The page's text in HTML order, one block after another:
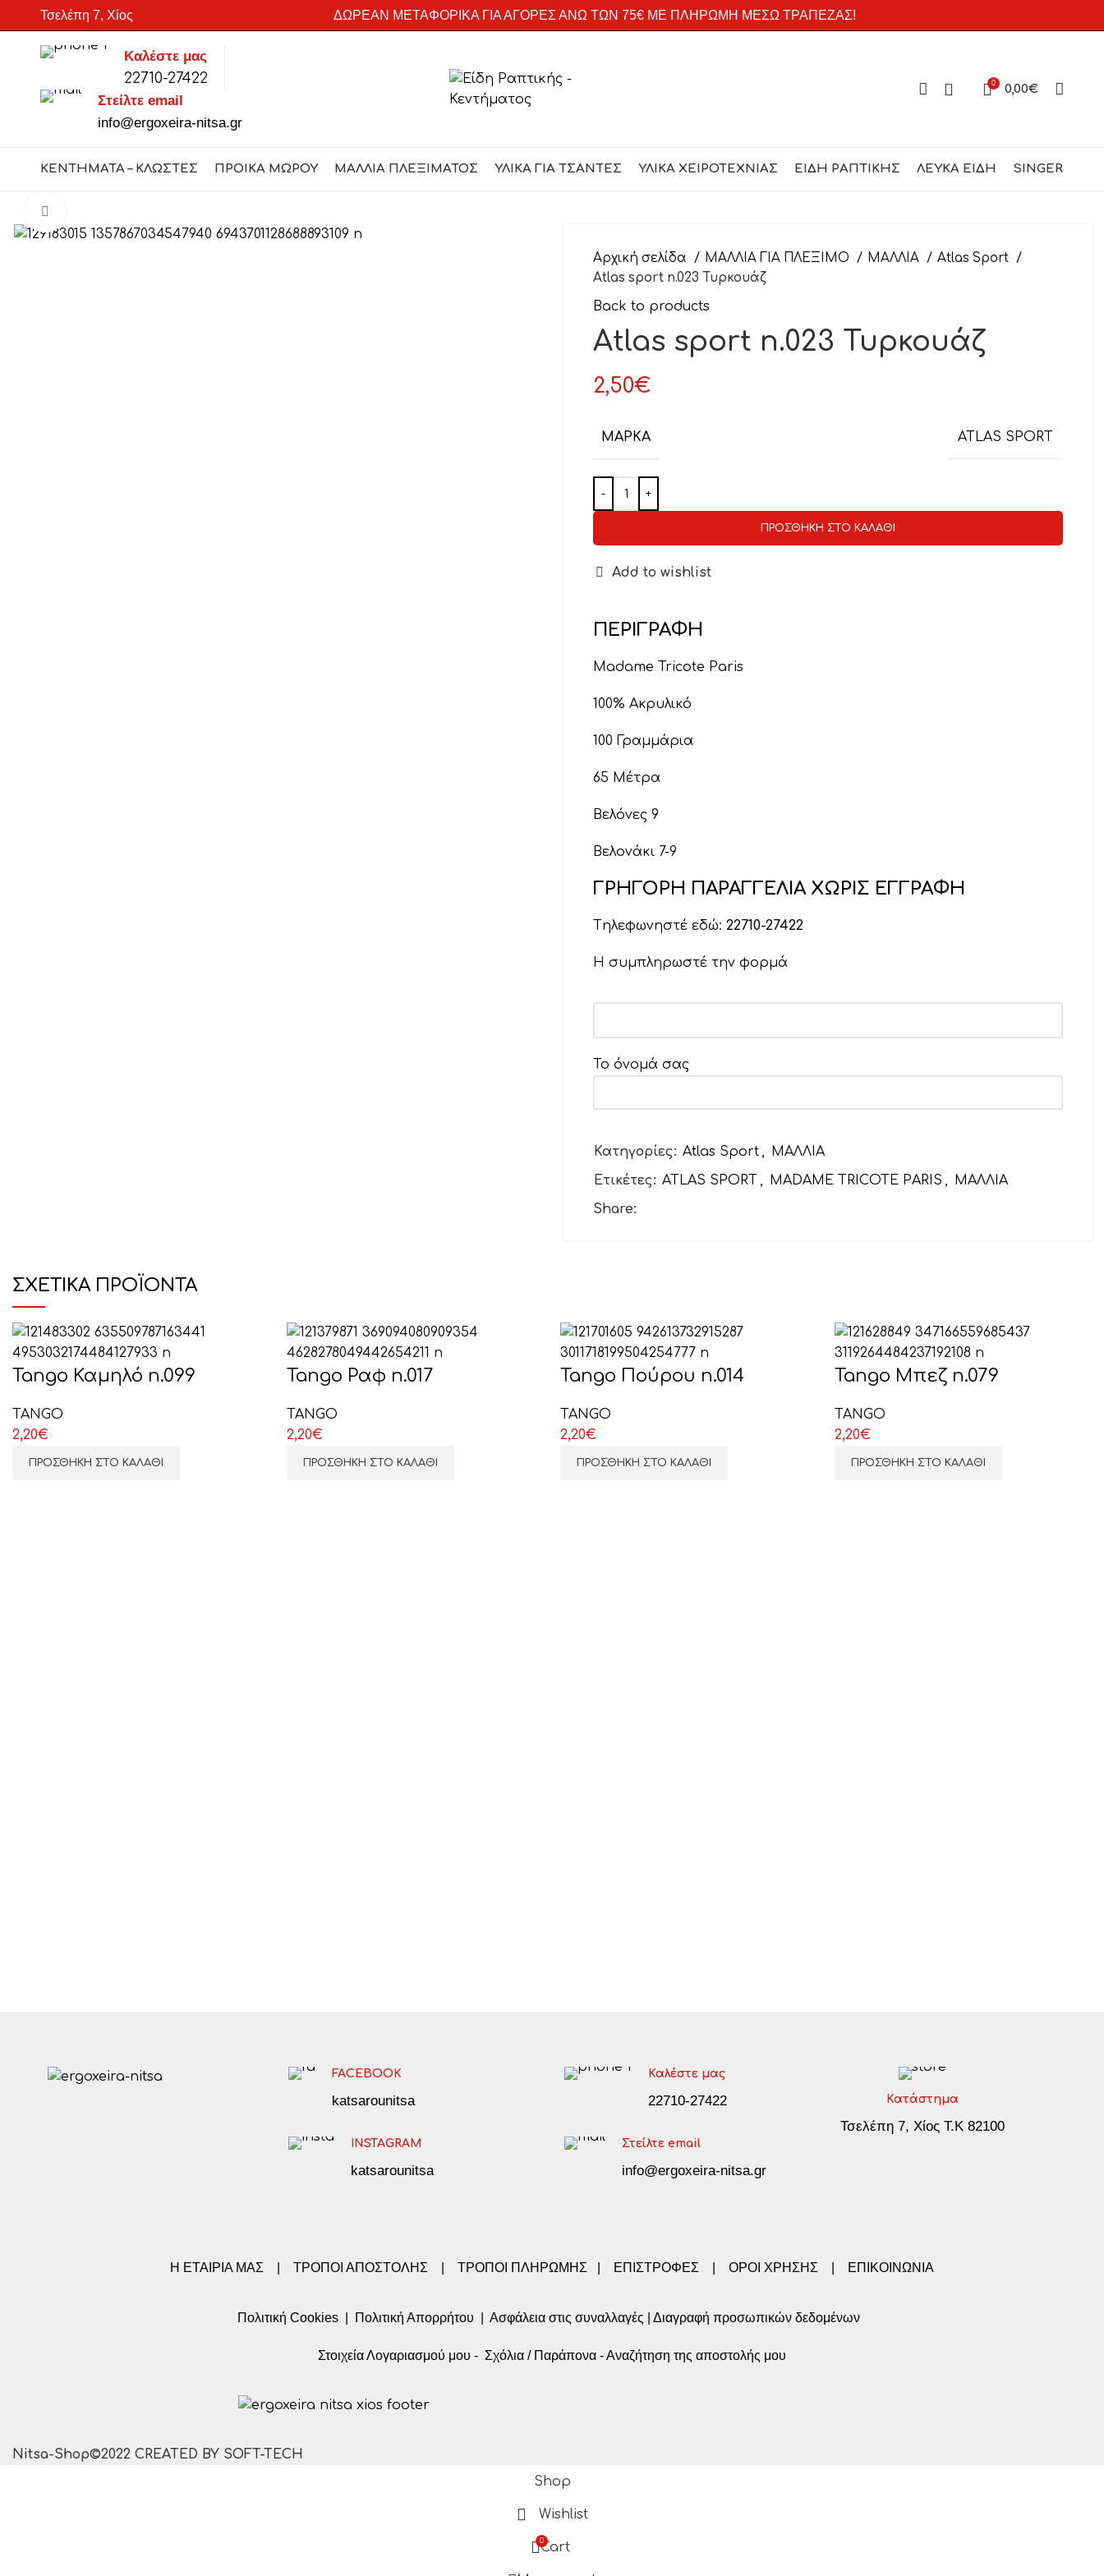
Τσελέπη 7, Χίος ΔΩΡΕΑΝ ΜΕΤΑΦΟΡΙΚΑ ΓΙΑ ΑΓΟΡΕΣ ΑΝΩ ΤΩΝ 75€ ΜΕ ΠΛΗΡΩΜΗ ΜΕΣΩ ΤΡΑΠΕΖΑΣ!
Καλέστε μας
22710-27422
Στείλτε email
info@ergoxeira-nitsa.gr
0 0,00€
ΚΕΝΤΗΜΑΤΑ – ΚΛΩΣΤΕΣ ΠΡΟΙΚΑ ΜΩΡΟΥ ΜΑΛΛΙΑ ΠΛΕΞΙΜΑΤΟΣ ΥΛΙΚΑ ΓΙΑ ΤΣΑΝΤΕΣ ΥΛΙΚΑ ΧΕΙΡΟΤΕΧΝΙΑΣ ΕΙΔΗ ΡΑΠΤΙΚΗΣ ΛΕΥΚΑ ΕΙΔΗ SINGER
Αρχική σελίδα ΜΑΛΛΙΑ ΓΙΑ ΠΛΕΞΙΜΟ ΜΑΛΛΙΑ
Atlas Sport
Atlas sport n.023 Τυρκουάζ
Back to products
Atlas sport n.023 Τυρκουάζ
2,50€
ΜΆΡΚΑ ATLAS SPORT
ΠΡΟΣΘΉΚΗ ΣΤΟ ΚΑΛΆΘΙ
Add to wishlist
ΠΕΡΙΓΡΑΦΉ
Madame Tricote Paris
100% Ακρυλικό
100 Γραμμάρια
65 Μέτρα
Βελόνες 9
Βελονάκι 7-9
ΓΡΗΓΟΡΗ ΠΑΡΑΓΓΕΛΙΑ ΧΩΡΙΣ ΕΓΓΡΑΦΗ
Tηλεφωνηστέ εδώ: 22710-27422
Η συμπληρωστέ την φορμά
Το όνομά σας
Θέμα
Κατηγορίες: Atlas Sport ,
ΜΑΛΛΙΑ
Ετικέτες: ATLAS SPORT , MADAME TRICOTE PARIS ,
ΜΑΛΛΙΑ
Share:
ΣΧΕΤΙΚΆ ΠΡΟΪΌΝΤΑ
Tango Καμηλό n.099
TANGO
2,20€
ΠΡΟΣΘΉΚΗ ΣΤΟ ΚΑΛΆΘΙ
Tango Ραφ n.017
TANGO
2,20€
ΠΡΟΣΘΉΚΗ ΣΤΟ ΚΑΛΆΘΙ
Tango Πούρου n.014
TANGO
2,20€
ΠΡΟΣΘΉΚΗ ΣΤΟ ΚΑΛΆΘΙ
Tango Μπεζ n.079
TANGO
2,20€
ΠΡΟΣΘΉΚΗ ΣΤΟ ΚΑΛΆΘΙ
FACEBOOK
katsarounitsa
INSTAGRAM
katsarounitsa
Καλέστε μας
22710-27422
Στείλτε email
info@ergoxeira-nitsa.gr
Κατάστημα
Τσελέπη 7, Χίος Τ.Κ 82100
Η ΕΤΑΙΡΙΑ ΜΑΣ ΤΡΟΠΟΙ ΑΠΟΣΤΟΛΗΣ ΤΡΟΠΟΙ ΠΛΗΡΩΜΗΣ ΕΠΙΣΤΡΟΦΕΣ ΟΡΟΙ ΧΡΗΣΗΣ ΕΠΙΚΟΙΝΩΝΙΑ
Πολιτική Cookies Πολιτική Απορρήτου Ασφάλεια στις συναλλαγές Διαγραφή προσωπικών δεδομένων
Στοιχεία Λογαριασμού μου - Σχόλια / Παράπονα -Αναζήτηση της αποστολής μου
Nitsa-Shop©2022 CREATED BY SOFT-TECH
SEARCH
Start typing to see products you are looking for.
Shop
Wishlist
0Cart